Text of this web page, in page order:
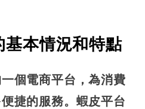
本情況和特點
個電商平台，為消費
捷的服務。蝦皮平台